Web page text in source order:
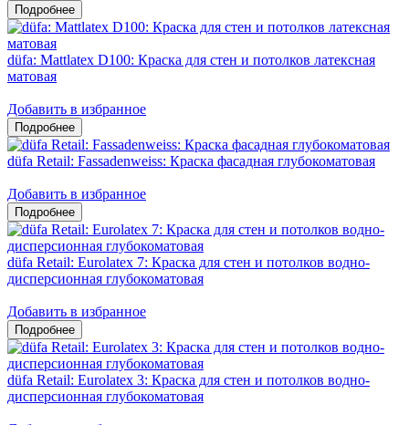
düfa: Mattlatex D100: Краска для стен и потолков латексная
матовая
Добавить в избранное
düfa Retail: Fassadenweiss: Краска фасадная глубокоматовая
Добавить в избранное
düfa Retail: Eurolatex 7: Краска для стен и потолков водно-
дисперсионная глубокоматовая
Добавить в избранное
düfa Retail: Eurolatex 3: Краска для стен и потолков водно-
дисперсионная глубокоматовая